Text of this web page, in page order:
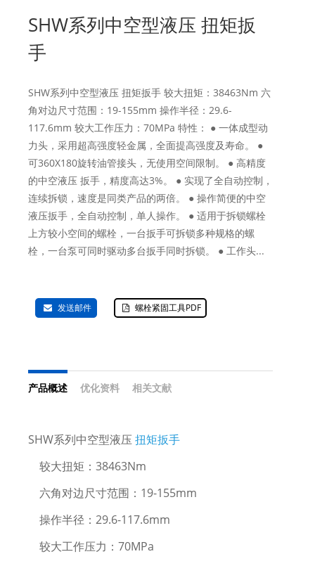
SHW系列中空型液压 扭矩扳
手
SHW系列中空型液压 扭矩扳手 较大扭矩：38463Nm 六
角对边尺寸范围：19-155mm 操作半径：29.6-
117.6mm 较大工作压力：70MPa 特性： ● 一体成型动
力头，采用超高强度轻金属，全面提高强度及寿命。 ●
可360X180旋转油管接头，无使用空间限制。 ● 高精度
的中空液压 扳手，精度高达3%。 ● 实现了全自动控制，
连续拆锁，速度是同类产品的两倍。 ● 操作简便的中空
液压扳手，全自动控制，单人操作。 ● 适用于拆锁螺栓
上方较小空间的螺栓，一台扳手可拆锁多种规格的螺
栓，一台泵可同时驱动多台扳手同时拆锁。 ● 工作头...
发送邮件 螺栓紧固工具PDF
产品概述 优化资料 相关文献
SHW系列中空型液压 扭矩扳手
较大扭矩：38463Nm
六角对边尺寸范围：19-155mm
操作半径：29.6-117.6mm
较大工作压力：70MPa